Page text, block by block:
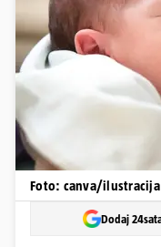
Foto: canva/ilustracija
Dodaj